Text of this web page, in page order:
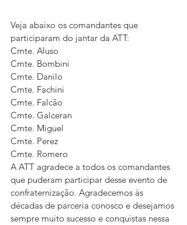
Veja abaixo os comandantes que
participaram do jantar da ATT:
Cmte. Aluso
Cmte. Bombini
Cmte. Danilo
Cmte. Fachini
Cmte. Falcão
Cmte. Galceran
Cmte. Miguel
Cmte. Perez
Cmte. Romero
A ATT agradece a todos os comandantes
que puderam participar desse evento de
confraternização. Agradecemos às
décadas de parceria conosco e desejamos
sempre muito sucesso e conquistas nessa